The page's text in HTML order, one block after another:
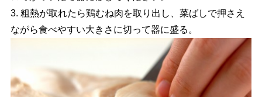
3. 粗熱が取れたら鶏むね肉を取り出し、菜ばしで押さえ
ながら食べやすい大きさに切って器に盛る。